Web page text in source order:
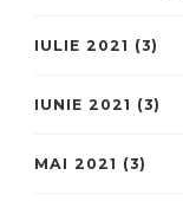
IULIE 2021 (3)
IUNIE 2021 (3)
MAI 2021 (3)